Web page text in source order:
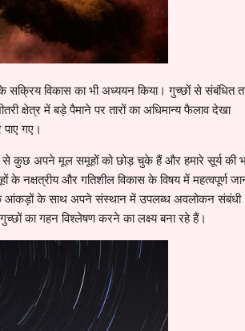
सक्रिय विकास का भी अध्ययन किया। गुच्छों से संबंधित
क्षेत्र में बड़े पैमाने पर तारों का अधिमान्य फैलाव देखा
गए।
से कुछ अपने मूल समूहों को छोड़ चुके हैं और हमारे सूर्य की
और गतिशील विकास के विषय में महत्वपूर्ण
पूरक आंकड़ों के साथ अपने संस्थान में उपलब्ध अवलोकन संबंधी
का गहन विश्लेषण करने का लक्ष्य बना रहे हैं।